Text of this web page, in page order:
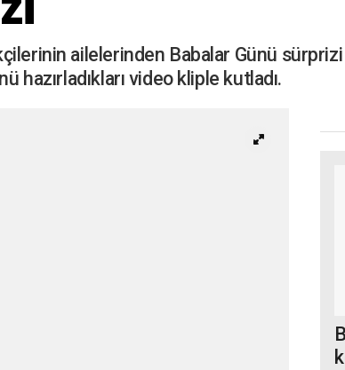
ailelerinden Babalar Günü
hazırladıkları video kliple kutladı.